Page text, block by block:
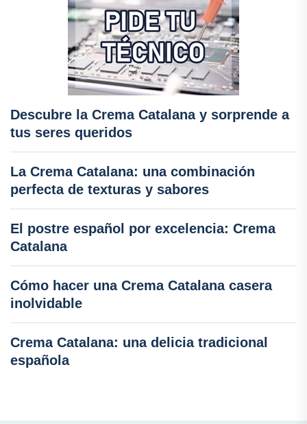
Descubre la Crema Catalana y sorprende a
tus seres queridos
La Crema Catalana: una combinación
perfecta de texturas y sabores
El postre español por excelencia: Crema
Catalana
Cómo hacer una Crema Catalana casera
inolvidable
Crema Catalana: una delicia tradicional
española